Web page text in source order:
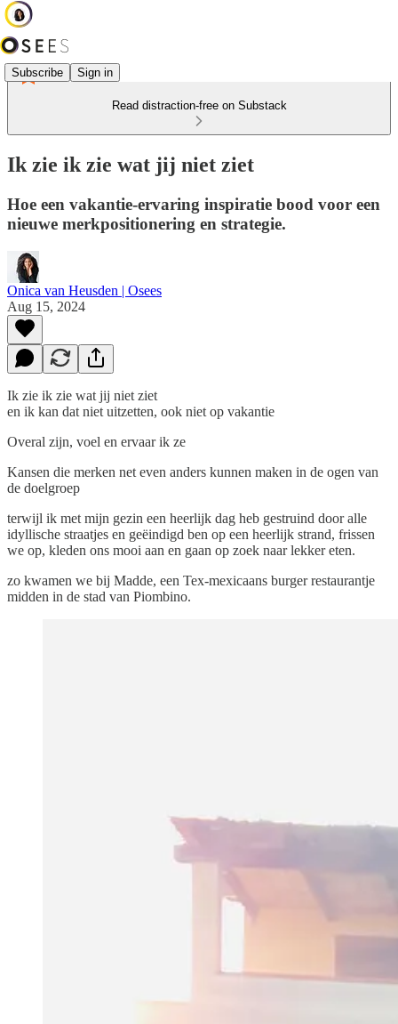
Subscribe Sign in
Read distraction-free on Substack
Ik zie ik zie wat jij niet ziet
Hoe een vakantie-ervaring inspiratie bood voor een
nieuwe merkpositionering en strategie.
Onica van Heusden | Osees
Aug 15, 2024
Ik zie ik zie wat jij niet ziet
en ik kan dat niet uitzetten, ook niet op vakantie
Overal zijn, voel en ervaar ik ze
Kansen die merken net even anders kunnen maken in de ogen van
de doelgroep
terwijl ik met mijn gezin een heerlijk dag heb gestruind door alle
idyllische straatjes en geëindigd ben op een heerlijk strand, frissen
we op, kleden ons mooi aan en gaan op zoek naar lekker eten.
zo kwamen we bij Madde, een Tex-mexicaans burger restaurantje
midden in de stad van Piombino.